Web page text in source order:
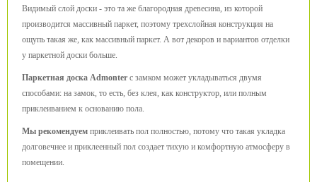
Видимый слой доски - это та же благородная древесина, из которой
производится массивный паркет, поэтому трехслойная конструкция на
ощупь такая же, как массивный паркет. А вот декоров и вариантов отделки
у паркетной доски больше.
Паркетная доска Admonter с замком может укладываться двумя
способами: на замок, то есть, без клея, как конструктор, или полным
приклеиванием к основанию пола.
Мы рекомендуем приклеивать пол полностью, потому что такая укладка
долговечнее и приклеенный пол создает тихую и комфортную атмосферу в
помещении.